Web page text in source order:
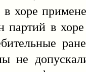
хоре
партий в
не